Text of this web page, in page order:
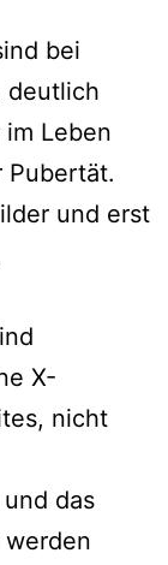
bei
deutlich
Leben
Pubertät.
und erst
X-
nicht
das